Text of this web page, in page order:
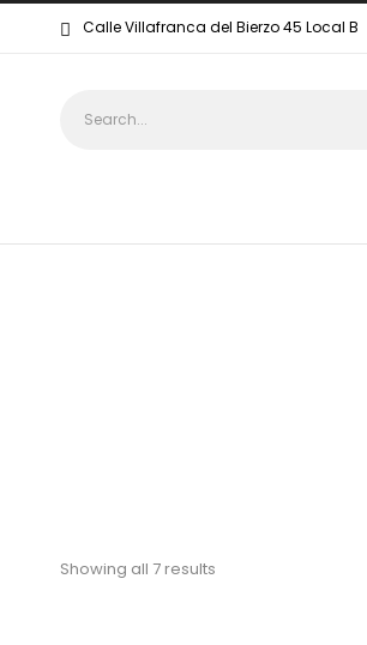
Calle Villafranca del Bierzo 45 Local B
Showing all 7 results